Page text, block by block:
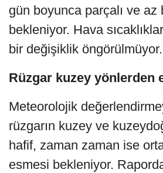
gün boyunca parçalı ve
bekleniyor. Hava
bir değişiklik öngörülmüyor.
Rüzgar kuzey yönlerden
Meteorolojik
rüzgarın kuzey ve
hafif, zaman zaman ise
esmesi bekleniyor.